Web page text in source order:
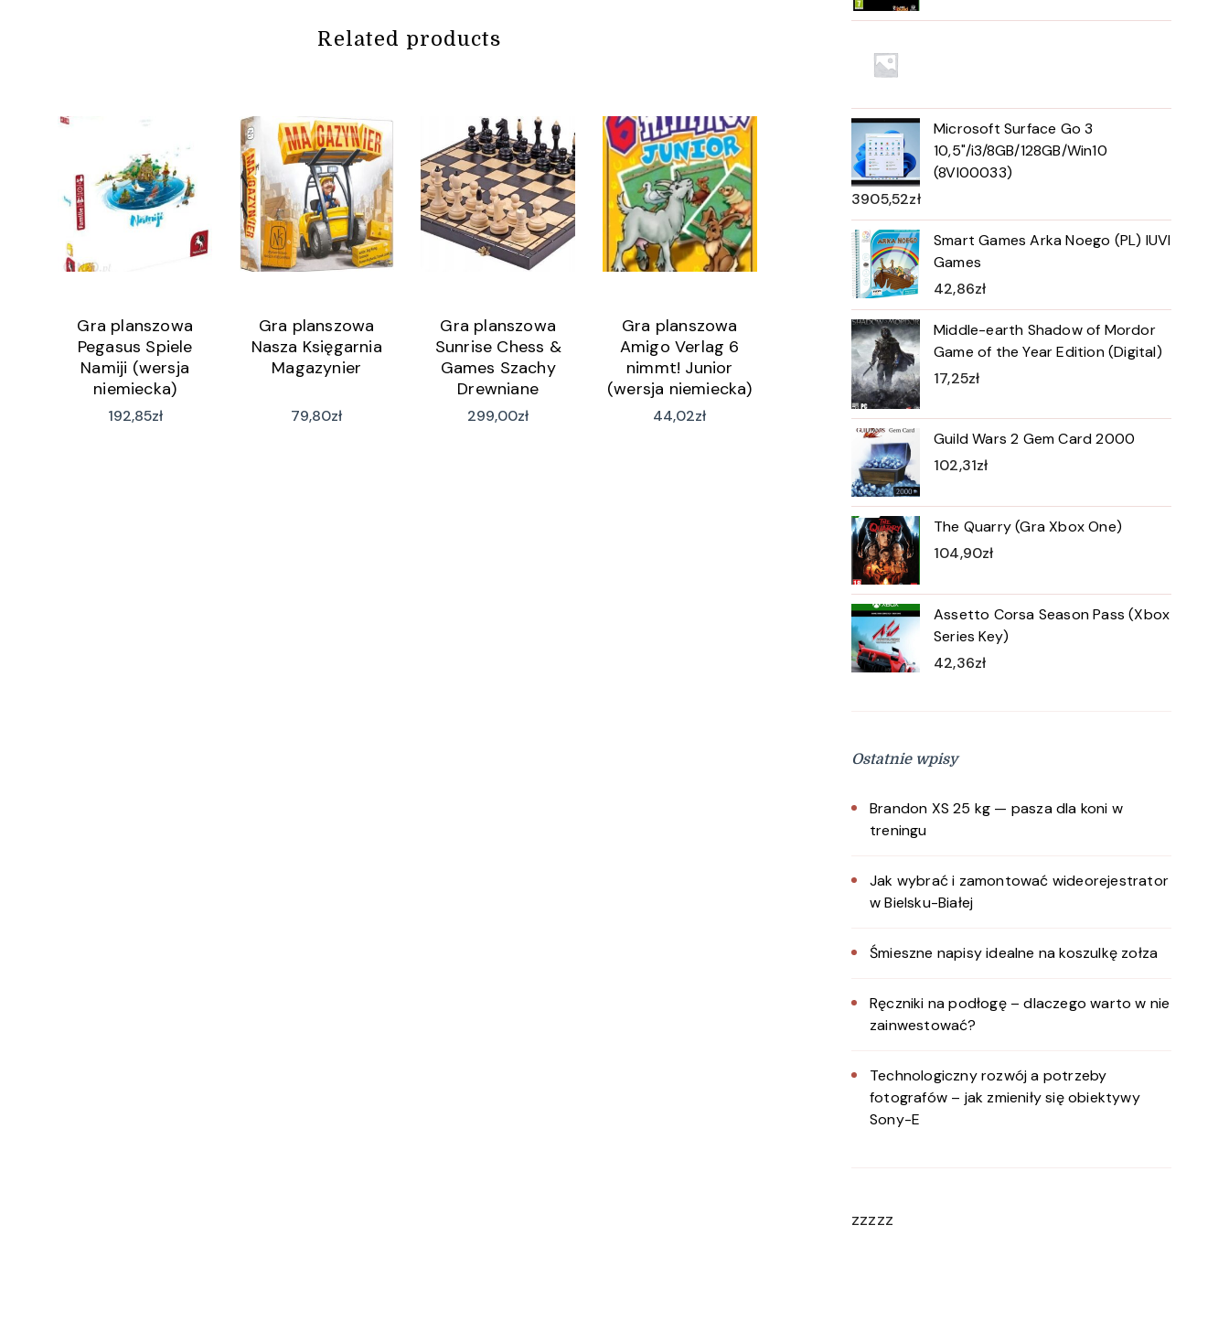
Related products
Gra planszowa
Pegasus Spiele
Namiji (wersja
niemiecka)
192,85zł
Gra planszowa
Nasza Księgarnia
Magazynier
79,80zł
Gra planszowa
Sunrise Chess &
Games Szachy
Drewniane
Klasyczne 50Cm
299,00zł
Gra planszowa
Amigo Verlag 6
nimmt! Junior
(wersja niemiecka)
44,02zł
Microsoft Surface Go 3
10,5"/i3/8GB/128GB/Win10
(8VI00033)
3905,52zł
Smart Games Arka Noego (PL) IUVI
Games
42,86zł
Middle-earth Shadow of Mordor
Game of the Year Edition (Digital)
17,25zł
Guild Wars 2 Gem Card 2000
102,31zł
The Quarry (Gra Xbox One)
104,90zł
Assetto Corsa Season Pass (Xbox
Series Key)
42,36zł
Ostatnie wpisy
Brandon XS 25 kg — pasza dla koni w
treningu
Jak wybrać i zamontować wideorejestrator
w Bielsku-Białej
Śmieszne napisy idealne na koszulkę zołza
Ręczniki na podłogę – dlaczego warto w nie
zainwestować?
Technologiczny rozwój a potrzeby
fotografów – jak zmieniły się obiektywy
Sony-E
zzzzz